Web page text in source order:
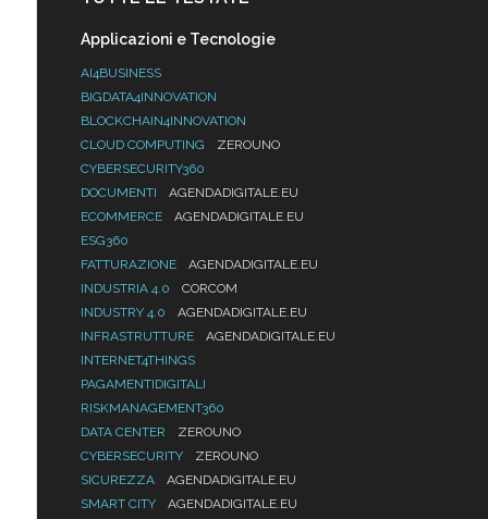
Applicazioni e Tecnologie
AI4BUSINESS
BIGDATA4INNOVATION
BLOCKCHAIN4INNOVATION
CLOUD COMPUTING
ZEROUNO
CYBERSECURITY360
DOCUMENTI
AGENDADIGITALE.EU
ECOMMERCE
AGENDADIGITALE.EU
ESG360
FATTURAZIONE
AGENDADIGITALE.EU
INDUSTRIA 4.0
CORCOM
INDUSTRY 4.0
AGENDADIGITALE.EU
INFRASTRUTTURE
AGENDADIGITALE.EU
INTERNET4THINGS
PAGAMENTIDIGITALI
RISKMANAGEMENT360
DATA CENTER
ZEROUNO
CYBERSECURITY
ZEROUNO
SICUREZZA
AGENDADIGITALE.EU
SMART CITY
AGENDADIGITALE.EU